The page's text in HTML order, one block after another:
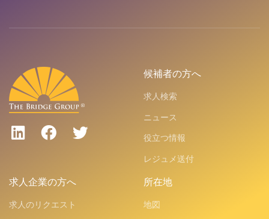
候補者の方へ
求人検索
ニュース
役立つ情報
レジュメ送付
求人企業の方へ
求人のリクエスト
所在地
地図